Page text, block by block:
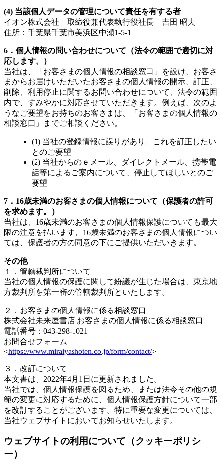
(4) 当該個人データの管理について責任を有する者
イオン株式会社 取締役兼代表執行役社長 吉田 昭夫
住所：千葉県千葉市美浜区中瀬1-5-1
6．個人情報の問い合わせについて（法令の範囲で適切に対
応します。）
当社は、「お客さまの個人情報の相談窓口」を設け、お客さ
まからお届けいただいたお客さまの個人情報の開示、訂正、
削除、利用停止に関するお問い合わせについて、法令の範囲
内で、すみやかに対応させていただきます。例えば、次のよ
うなご要望をお持ちのお客さまは、「お客さまの個人情報の
相談窓口」までご相談ください。
(1) 当社の登録情報に誤りがあり、これを訂正したい
とのご要望
(2) 当社からのｅメール、ダイレクトメール、携帯電
話等によるご案内について、停止してほしいとのご
要望
7．16歳未満のお客さまの個人情報について（保護者の許可
を求めます。）
当社は、16歳未満のお客さまの個人情報保護についても最大
限の注意を払います。16歳未満のお客さまの個人情報につい
ては、保護者の方の同意の下にご提供いただいきます。
その他
１．管轄裁判所について
当社の個人情報の保護に関して紛議が生じた場合は、東京地
方裁判所を第一審の管轄裁判所といたします。
２．お客さまの個人情報に係る相談窓口
株式会社未来屋書店 お客さまの個人情報に係る相談窓口
電話番号：043-298-1021
お問合せフォーム
<https://www.miraiyashoten.co.jp/form/contact/>
３．改訂について
本文書は、2022年4月1日に更新されました。
当社では、個人情報保護を図るため、または法令その他の規
範の変更に対応するために、個人情報保護方針について一部
を改訂することがございます。特に重要な変更については、
当社ウェブサイトにおいてお知らせいたします。
ウェブサイトの利用について（クッキーポリシ
ー）